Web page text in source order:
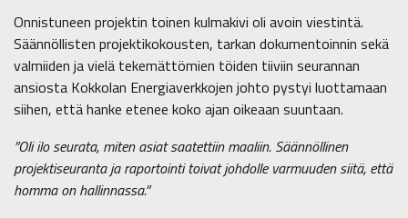
Onnistuneen projektin toinen kulmakivi oli avoin viestintä.
Säännöllisten projektikokousten, tarkan dokumentoinnin sekä
valmiiden ja vielä tekemättömien töiden tiiviin seurannan
ansiosta Kokkolan Energiaverkkojen johto pystyi luottamaan
siihen, että hanke etenee koko ajan oikeaan suuntaan.
”Oli ilo seurata, miten asiat saatettiin maaliin. Säännöllinen
projektiseuranta ja raportointi toivat johdolle varmuuden siitä, että
homma on hallinnassa.”